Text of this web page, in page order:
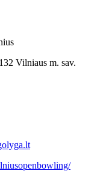
Vilniaus m. sav.